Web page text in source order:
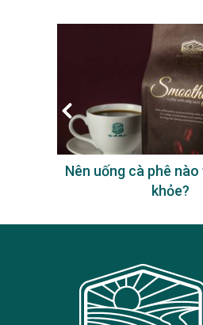
Nên uống cà phê
khỏe?